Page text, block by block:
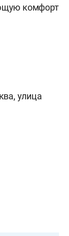
комфорт
улица